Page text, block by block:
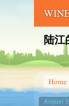
陆江
Home
August